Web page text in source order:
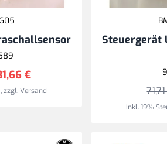
€
,zzgl.Versand
Steuergerät
Inkl. 19%